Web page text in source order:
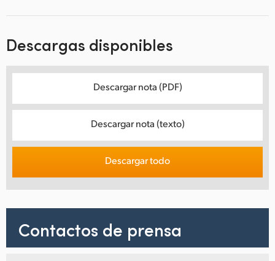
Descargas disponibles
Descargar nota (PDF)
Descargar nota (texto)
Descargar todo
Contactos de prensa